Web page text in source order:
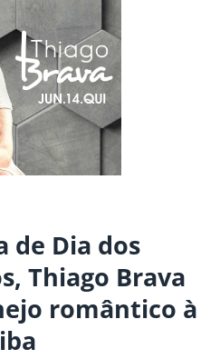
de Dia dos
Thiago Brava
romântico à